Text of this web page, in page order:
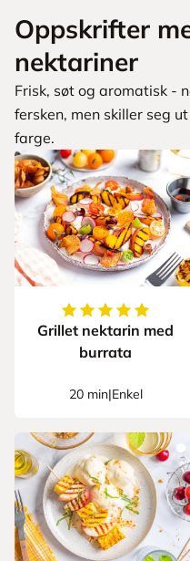
Oppskrifter
nektariner
Frisk, søt og aromatisk -
fersken, men skiller seg
farge.
5av5stjerner
Grillet nektarin med
burrata
20 min|Enkel